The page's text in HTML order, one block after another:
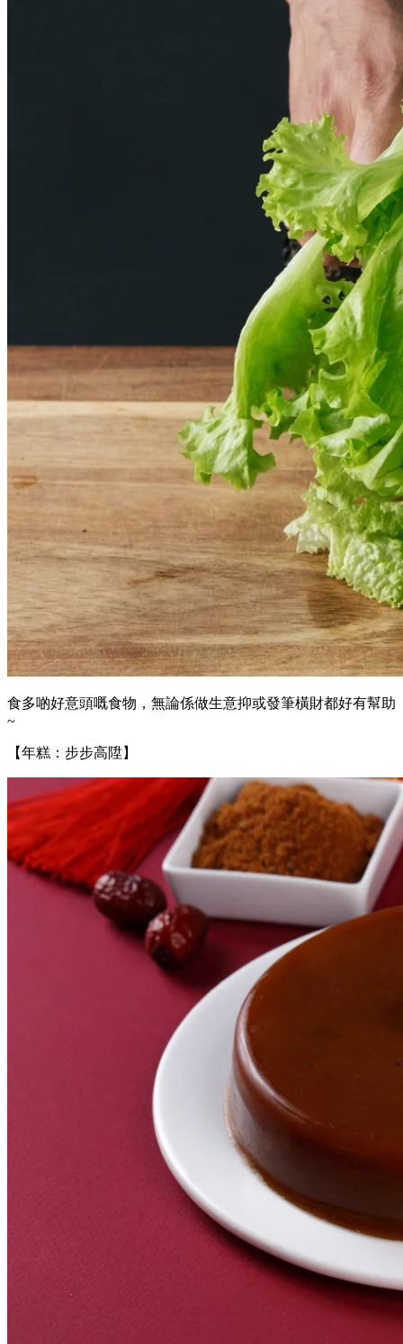
食多啲好意頭嘅食物，無論係做生意抑或發筆橫財都好有幫助
~
【年糕：步步高陞】